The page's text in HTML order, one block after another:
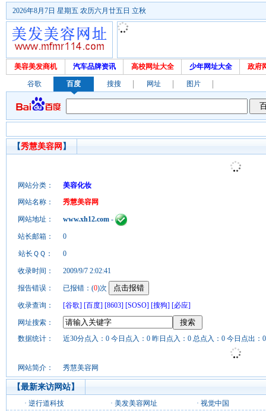
2026年8月7日 星期五 农历六月廿五日 立秋
美容美发商机 汽车品牌资讯 高校网址大全 少年网址大全 政府
谷歌 百度 搜搜 网址 图片
【秀慧美容网 】
网站分类：
美容化妆
网站名称：
秀慧美容网
网站地址： www.xh12.com -
站长邮箱： 0
站长ＱＱ： 0
收录时间： 2009/9/7 2:02:41
报告错误： 已报错：(0)次
收录查询： [谷歌] [百度] [8603] [SOSO] [搜狗] [必应]
网址搜索：
数据统计：
近30分点入：0 今日点入：0 昨日点入：0 总点入：0 今日点出：
网站简介： 秀慧美容网
【最新来访网站】
· 逆行道科技 · 美发美容网址 · 视觉中国